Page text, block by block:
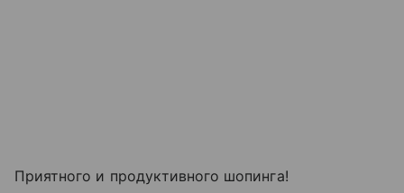
Приятного и продуктивного шопинга!